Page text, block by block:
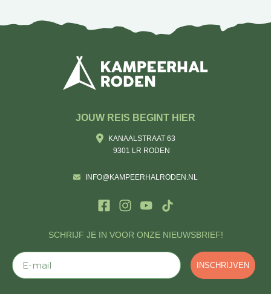
SCHRIJF JE IN VOOR ONZE NIEUWSBRIEF!
E-mail
INSCHRIJVEN
JOUW REIS BEGINT HIER
KANAALSTRAAT 63
9301 LR RODEN
INFO@KAMPEERHALRODEN.NL